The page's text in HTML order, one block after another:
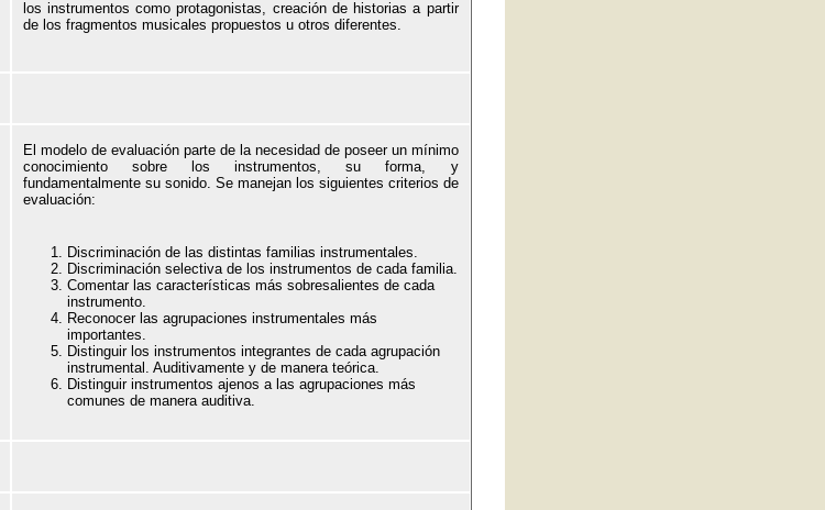
los instrumentos como protagonistas, creación de historias a partir
de los fragmentos musicales propuestos u otros diferentes.
El modelo de evaluación parte de la necesidad de poseer un mínimo
conocimiento sobre los instrumentos, su forma, y
fundamentalmente su sonido. Se manejan los siguientes criterios de
evaluación:
Discriminación de las distintas familias instrumentales.
Discriminación selectiva de los instrumentos de cada familia.
Comentar las características más sobresalientes de cada
instrumento.
Reconocer las agrupaciones instrumentales más
importantes.
Distinguir los instrumentos integrantes de cada agrupación
instrumental. Auditivamente y de manera teórica.
Distinguir instrumentos ajenos a las agrupaciones más
comunes de manera auditiva.